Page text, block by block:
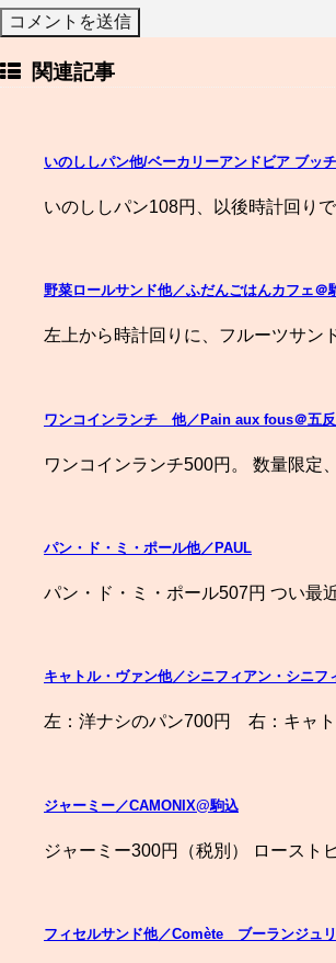
関連記事
いのししパン他/ベーカリーアンドビア ブッ
いのししパン108円、以後時計回り
野菜ロールサンド他／ふだんごはんカフェ＠
左上から時計回りに、フルーツサ
ワンコインランチ 他／Pain aux fous＠五
ワンコインランチ500円。 数量限定
パン・ド・ミ・ポール他／PAUL
パン・ド・ミ・ポール507円 つい最
キャトル・ヴァン他／シニフィアン・シニフ
左：洋ナシのパン700円 右：キャ
ジャーミー／CAMONIX@駒込
ジャーミー300円（税別） ロースト
フィセルサンド他／Comète ブーランジュ